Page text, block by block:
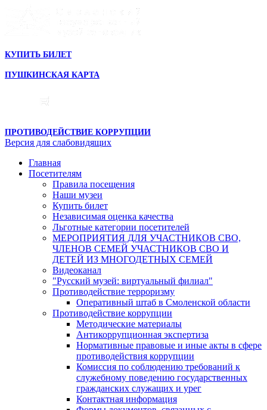
КУПИТЬ БИЛЕТ
ПУШКИНСКАЯ КАРТА
ПРОТИВОДЕЙСТВИЕ КОРРУПЦИИ
Версия для слабовидящих
Главная
Посетителям
Правила посещения
Наши музеи
Купить билет
Независимая оценка качества
Льготные категории посетителей
МЕРОПРИЯТИЯ ДЛЯ УЧАСТНИКОВ СВО,
ЧЛЕНОВ СЕМЕЙ УЧАСТНИКОВ СВО И
ДЕТЕЙ ИЗ МНОГОДЕТНЫХ СЕМЕЙ
Видеоканал
"Русский музей: виртуальный филиал"
Противодействие терроризму
Оперативный штаб в Смоленской области
Противодействие коррупции
Методические материалы
Антикоррупционная экспертиза
Нормативные правовые и иные акты в сфере
противодействия коррупции
Комиссия по соблюдению требований к
служебному поведению государственных
гражданских служащих и урег
Контактная информация